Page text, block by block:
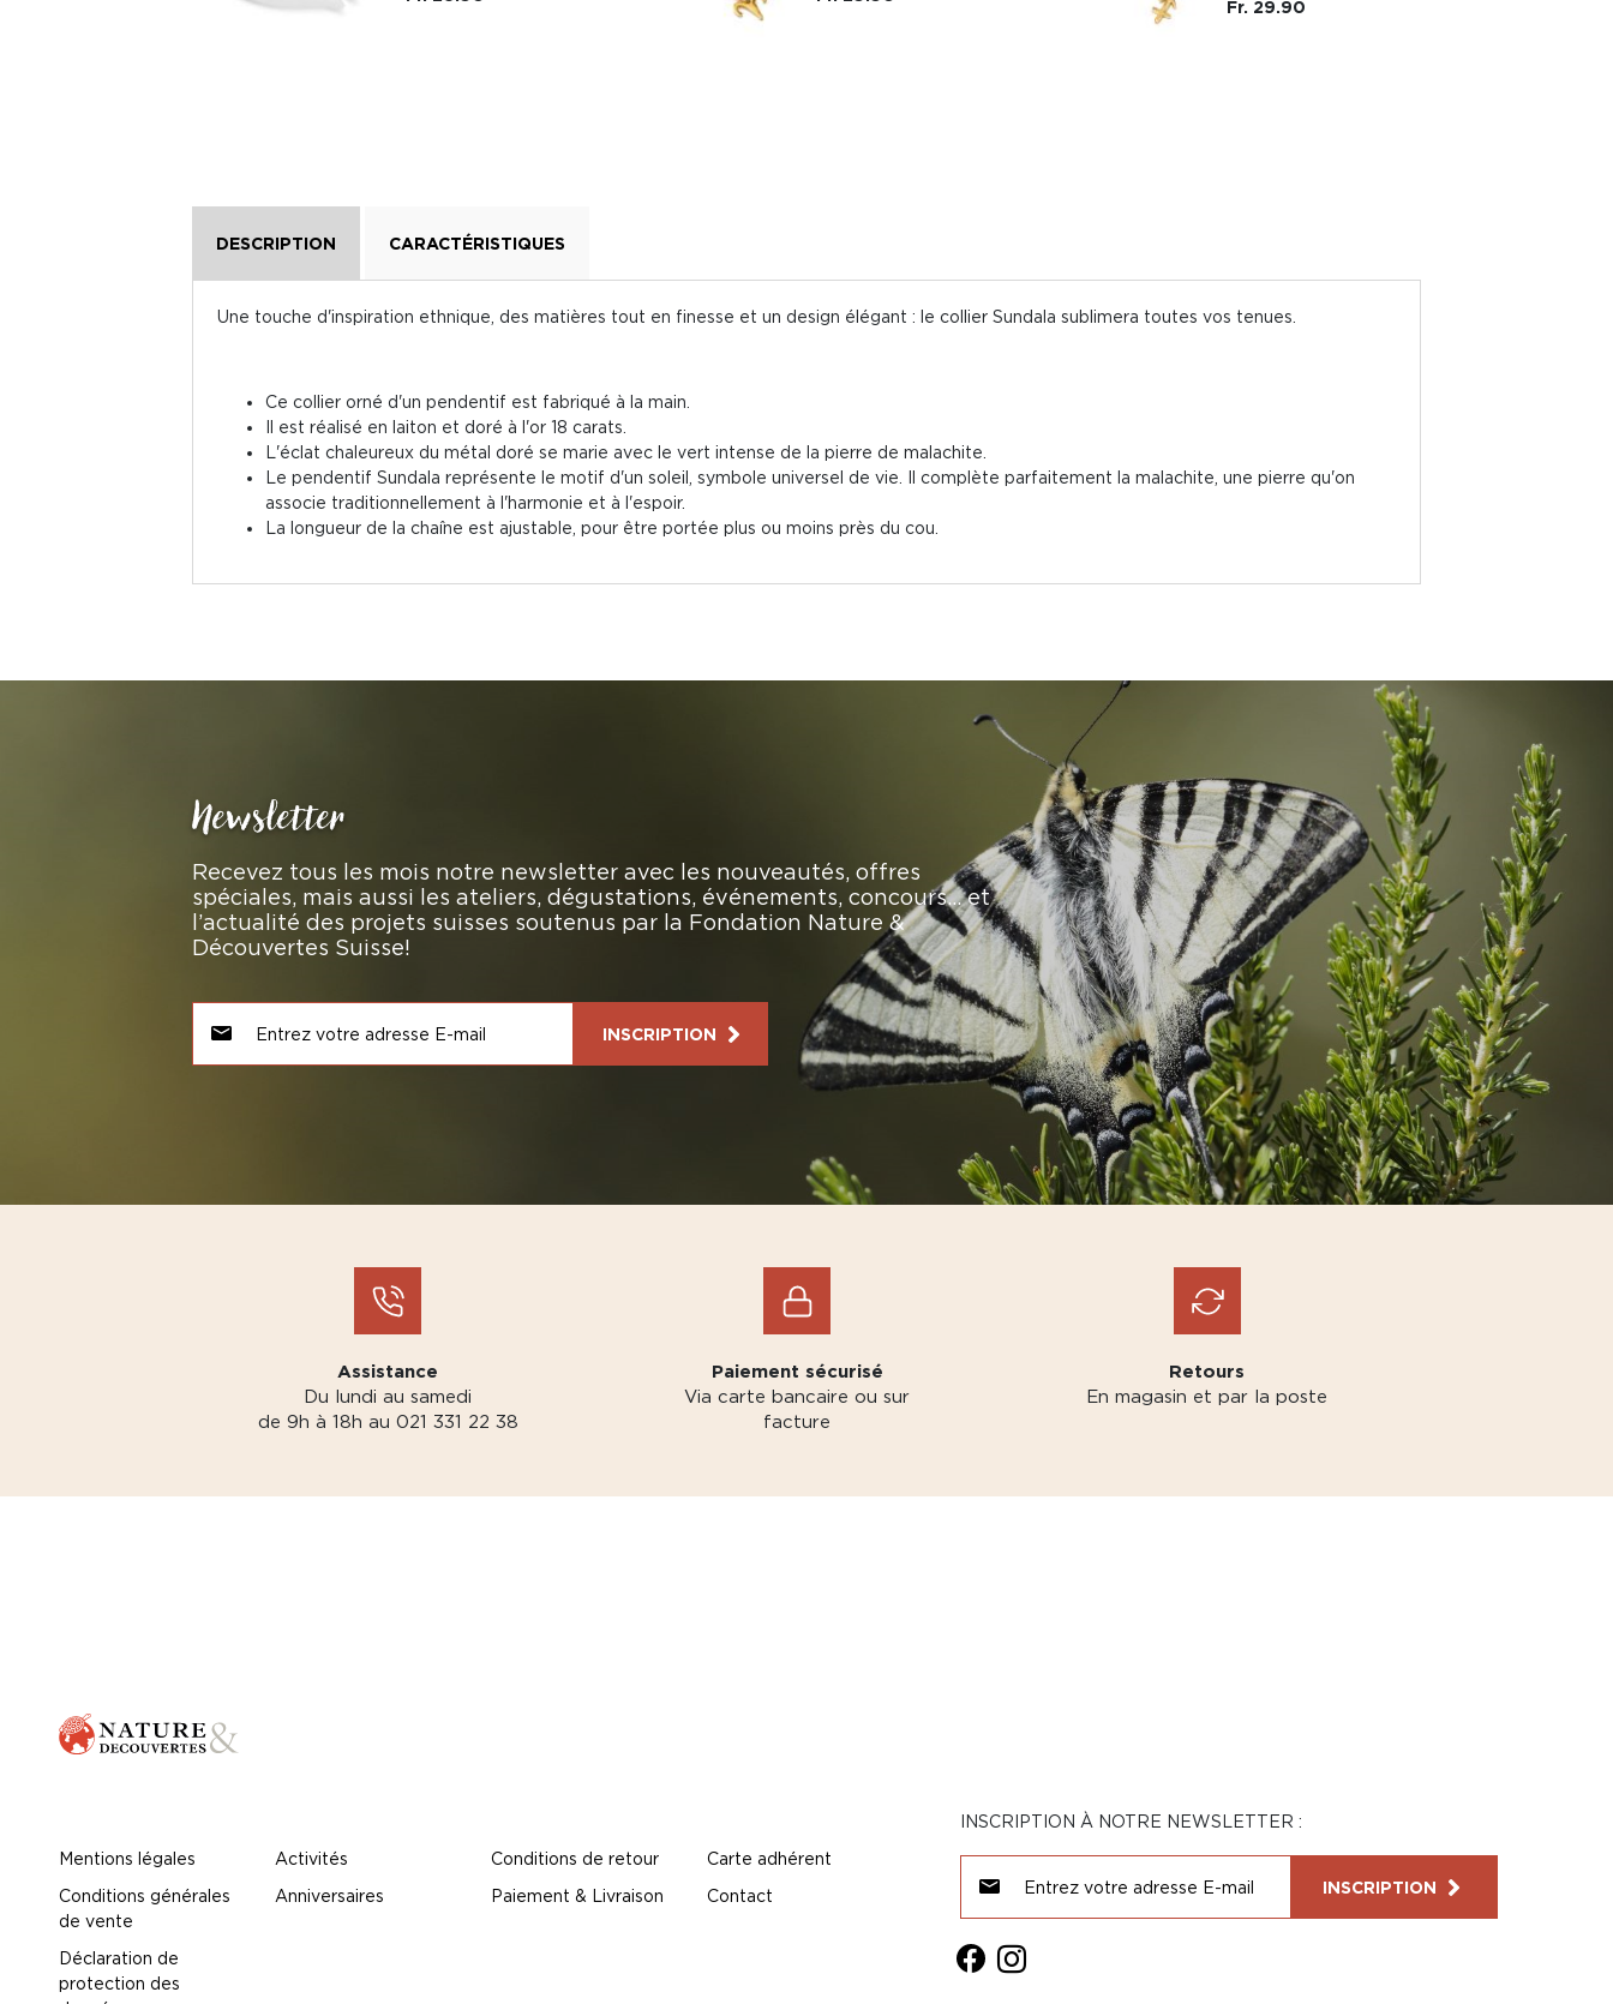
Fr. 29.90
DESCRIPTION CARACTÉRISTIQUES
Une touche d'inspiration ethnique, des matières tout en finesse et un design élégant : le collier Sundala sublimera toutes vos tenues.
Ce collier orné d'un pendentif est fabriqué à la main.
Il est réalisé en laiton et doré à l'or 18 carats.
L'éclat chaleureux du métal doré se marie avec le vert intense de la pierre de malachite.
Le pendentif Sundala représente le motif d'un soleil, symbole universel de vie. Il complète parfaitement la malachite, une pierre qu'on
associe traditionnellement à l'harmonie et à l'espoir.
La longueur de la chaîne est ajustable, pour être portée plus ou moins près du cou.
Newsletter
Recevez tous les mois notre newsletter avec les nouveautés, offres
spéciales, mais aussi les ateliers, dégustations, événements, concours… et
l’actualité des projets suisses soutenus par la Fondation Nature &
Découvertes Suisse!
INSCRIPTION
Assistance
Du lundi au samedi
de 9h à 18h au 021 331 22 38
Paiement sécurisé
Via carte bancaire ou sur
facture
Retours
En magasin et par la poste
Mentions légales
Conditions générales
de vente
Déclaration de
protection des
Activités
Anniversaires
Conditions de retour
Paiement & Livraison
Carte adhérent
Contact
INSCRIPTION À NOTRE NEWSLETTER :
INSCRIPTION